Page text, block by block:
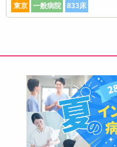
東京 一般病院 833床